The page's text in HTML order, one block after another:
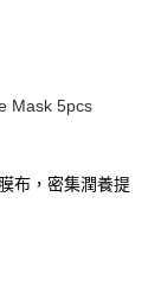
Mask 5pcs
布，密集潤養提